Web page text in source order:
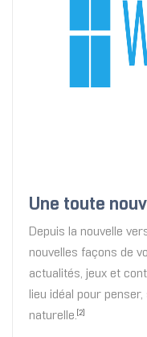
Une toute
Depuis la nouvelle
nouvelles façons de
actualités, jeux et
lieu idéal pour
naturelle. [2]